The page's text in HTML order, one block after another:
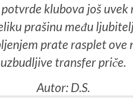
klubova još uvek
prašinu među
prate rasplet ove
uzbudljive transfer priče.
Autor: D.S.